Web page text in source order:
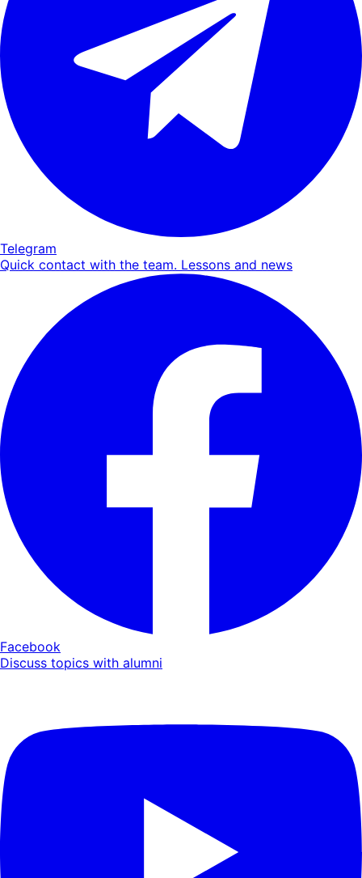
Telegram
Quick contact with the team. Lessons and news
Facebook
Discuss topics with alumni